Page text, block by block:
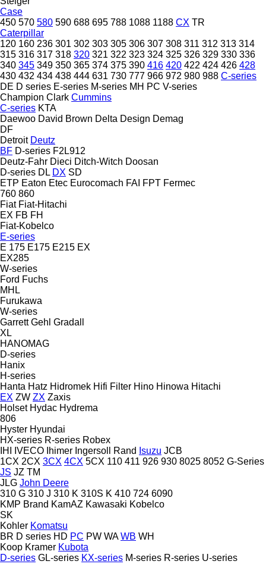
Case
450 570 580 590 688 695 788 1088 1188 CX TR
Caterpillar
120 160 236 301 302 303 305 306 307 308 311 312 313 314
315 316 317 318 320 321 322 323 324 325 326 329 330 336
340 345 349 350 365 374 375 390 416 420 422 424 426 428
430 432 434 438 444 631 730 777 966 972 980 988 C-series
DE D series E-series M-series MH PC V-series
Champion Clark Cummins
C-series KTA
Daewoo David Brown Delta Design Demag
DF
Detroit Deutz
BF D-series F2L912
Deutz-Fahr Dieci Ditch-Witch Doosan
D-series DL DX SD
ETP Eaton Etec Eurocomach FAI FPT Fermec
760 860
Fiat Fiat-Hitachi
EX FB FH
Fiat-Kobelco
E-series
E 175 E175 E215 EX
EX285
W-series
Ford Fuchs
MHL
Furukawa
W-series
Garrett Gehl Gradall
XL
HANOMAG
D-series
Hanix
H-series
Hanta Hatz Hidromek Hifi Filter Hino Hinowa Hitachi
EX ZW ZX Zaxis
Holset Hydac Hydrema
806
Hyster Hyundai
HX-series R-series Robex
IHI
IVECO Ihimer Ingersoll Rand Isuzu JCB
1CX 2CX 3CX 4CX 5CX 110 411 926 930 8025 8052 G-Series
JS JZ TM
JLG John Deere
310 G 310 J 310 K 310S K 410 724 6090
KMP Brand KamAZ Kawasaki Kobelco
SK
Kohler Komatsu
BR D series HD PC PW WA WB WH
Koop Kramer Kubota
D-series GL-series KX-series M-series R-series U-series